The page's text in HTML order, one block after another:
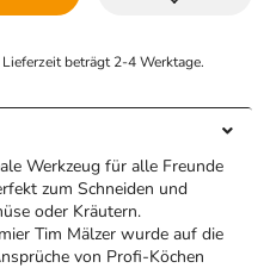
beträgt 2-4 Werktage.
Werkzeug für alle Freunde
zum Schneiden und
oder Kräutern.
Tim Mälzer wurde auf die
von Profi-Köchen